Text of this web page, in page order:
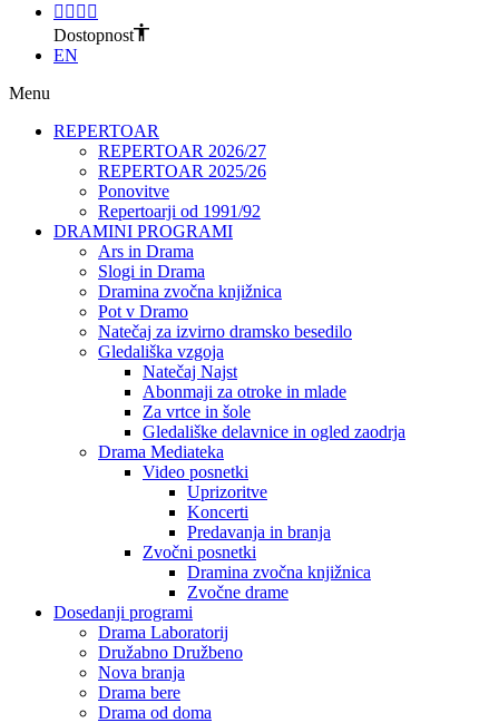
Dostopnost
EN
Menu
REPERTOAR
REPERTOAR 2026/27
REPERTOAR 2025/26
Ponovitve
Repertoarji od 1991/92
DRAMINI PROGRAMI
Ars in Drama
Slogi in Drama
Dramina zvočna knjižnica
Pot v Dramo
Natečaj za izvirno dramsko besedilo
Gledališka vzgoja
Natečaj Najst
Abonmaji za otroke in mlade
Za vrtce in šole
Gledališke delavnice in ogled zaodrja
Drama Mediateka
Video posnetki
Uprizoritve
Koncerti
Predavanja in branja
Zvočni posnetki
Dramina zvočna knjižnica
Zvočne drame
Dosedanji programi
Drama Laboratorij
Družabno Družbeno
Nova branja
Drama bere
Drama od doma